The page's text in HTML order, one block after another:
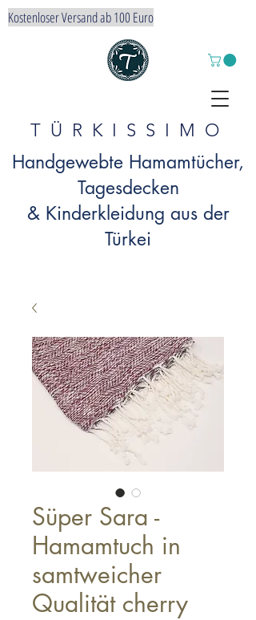
TÜRKISSIMO
Kostenloser Versand ab 100 Euro
Handgewebte Hamamtücher,
Tagesdecken
& Kinderkleidung aus der
Türkei
Süper Sara -
Hamamtuch in
samtweicher
Qualität cherry